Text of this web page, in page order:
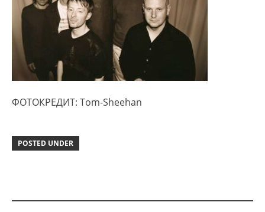
ФОТОКРЕДИТ: Tom-Sheehan
POSTED UNDER